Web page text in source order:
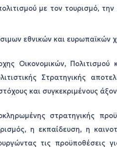
με τον τουρισμό, την
εθνικών και ευρωπαϊκών
Οικονομικών,
Στρατηγικής
και συγκεκριμένους
στρατηγικής
η εκπαίδευση, η
τις προϋποθέσεις